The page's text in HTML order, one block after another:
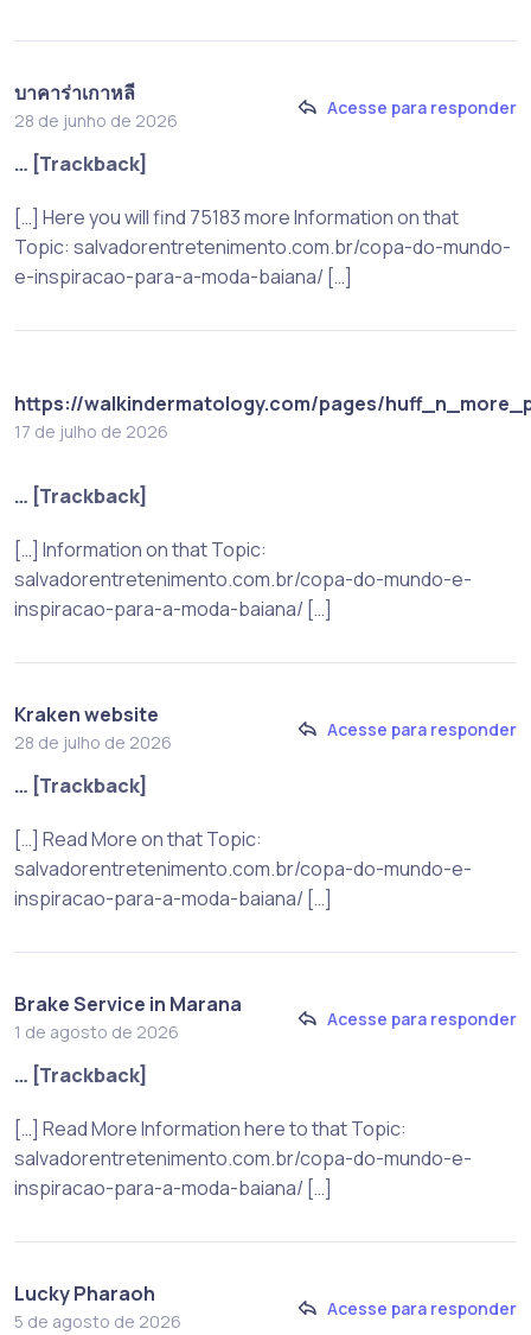
บาคาร่าเกาหลี
28 de junho de 2026
Acesse para responder
… [Trackback]
[…] Here you will find 75183 more Information on that
Topic: salvadorentretenimento.com.br/copa-do-mundo-
e-inspiracao-para-a-moda-baiana/ […]
https://walkindermatology.com/pages/
17 de julho de 2026
… [Trackback]
[…] Information on that Topic:
salvadorentretenimento.com.br/copa-do-mundo-e-
inspiracao-para-a-moda-baiana/ […]
Kraken website
28 de julho de 2026
Acesse para responder
… [Trackback]
[…] Read More on that Topic:
salvadorentretenimento.com.br/copa-do-mundo-e-
inspiracao-para-a-moda-baiana/ […]
Brake Service in Marana
1 de agosto de 2026
Acesse para responder
… [Trackback]
[…] Read More Information here to that Topic:
salvadorentretenimento.com.br/copa-do-mundo-e-
inspiracao-para-a-moda-baiana/ […]
Lucky Pharaoh
5 de agosto de 2026
Acesse para responder